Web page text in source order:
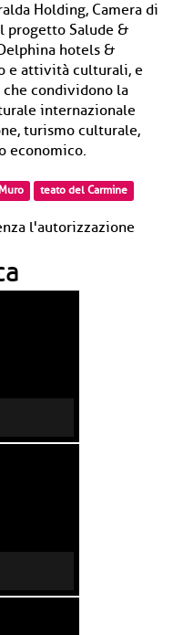
Holding, Camera di
progetto Salude &
hotels &
e attività culturali, e
condividono la
internazionale
turismo culturale,
economico.
teato del Carmine
l'autorizzazione